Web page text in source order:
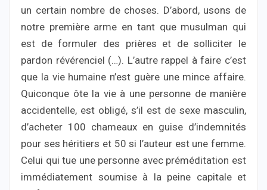
un certain nombre de choses. D’abord, usons de
notre première arme en tant que musulman qui
est de formuler des prières et de solliciter le
pardon révérenciel (…). L’autre rappel à faire c’est
que la vie humaine n’est guère une mince affaire.
Quiconque ôte la vie à une personne de manière
accidentelle, est obligé, s’il est de sexe masculin,
d’acheter 100 chameaux en guise d’indemnités
pour ses héritiers et 50 si l’auteur est une femme.
Celui qui tue une personne avec préméditation est
immédiatement soumise à la peine capitale et